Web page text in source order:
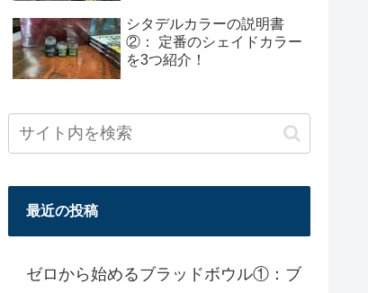
シタデルカラーの説明書
②： 定番のシェイドカラー
を3つ紹介！
最近の投稿
ゼロから始めるブラッドボウル①：ブ